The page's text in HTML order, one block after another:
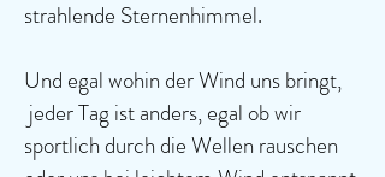
strahlende Sternenhimmel.
Und egal wohin der Wind uns bringt,
jeder Tag ist anders, egal ob wir
sportlich durch die Wellen rauschen